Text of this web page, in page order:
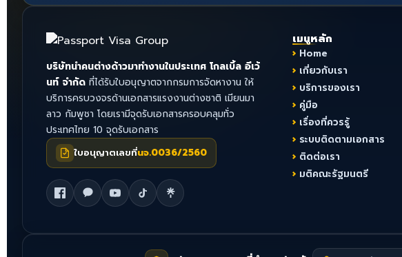
บริษัทนำคนต่างด้าวมาทำงานในประเทศ โกลเบิ้ล อีเว้
นท์ จำกัด ที่ได้รับใบอนุญาตจากกรมการจัดหางาน ให้
บริการครบวงจรด้านเอกสารแรงงานต่างชาติ เมียนมา
ลาว กัมพูชา โดยเรามีจุดรับเอกสารครอบคลุมทั่ว
ประเทศไทย 10 จุดรับเอกสาร
ใบอนุญาตเลขที่นจ.0036/2560
เมนูหลัก
Home
เกี่ยวกับเรา
บริการของเรา
คู่มือ
เรื่องที่ควรรู้
ระบบติดตามเอกสาร
ติดต่อเรา
มติคณะรัฐมนตรี